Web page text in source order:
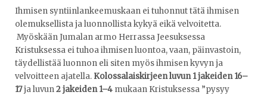
Ihmisen syntiinlankeemuskaan ei tuhonnut tätä ihmisen
olemuksellista ja luonnollista kykyä eikä velvoitetta.
Myöskään Jumalan armo Herrassa Jeesuksessa
Kristuksessa ei tuhoa ihmisen luontoa, vaan, päinvastoin,
täydellistää luonnon eli siten myös ihmisen kyvyn ja
velvoitteen ajatella. Kolossalaiskirjeen luvun 1 jakeiden 16–
17ja luvun2 jakeiden 1–4 mukaan Kristuksessa ”pysyy